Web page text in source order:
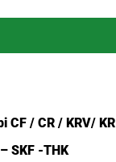
CF / CR / KRV/ KR
SKF -THK